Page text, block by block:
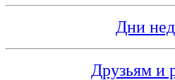
Дни
Друзьям и